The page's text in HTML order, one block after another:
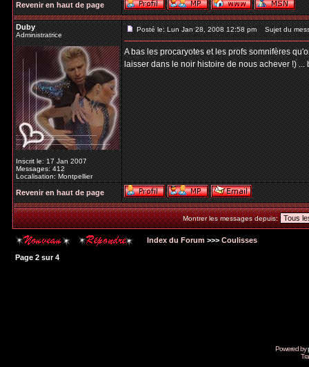
Revenir en haut de page
Duby
Administratrice
Inscrit le: 17 Jan 2007
Messages: 412
Localisation: Montpellier
Posté le: Lun Jan 28, 2008 12:58 pm Sujet du
A bas les procaryotes et les profs somnifères
laisser dans le noir histoire de nous achever !)
Revenir en haut de page
Montrer les messages depuis:
Index du Forum >>> Coulisses
Page 2 sur4
Powered by